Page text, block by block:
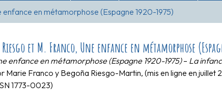
enfance en métamorphose (Espagne 1920-1975)
et M. Franco, Une enfance en métamorphose
enfance en métamorphose (Espagne 1920-1975)– La
Marie Franco y Begoña Riesgo-Martin, (mis en ligne en juillet
1773-0023)